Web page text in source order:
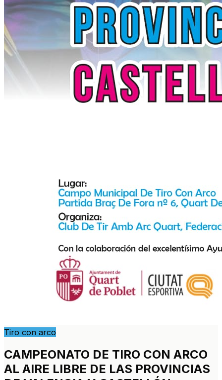
Tiro con arco
CAMPEONATO DE TIRO CON ARCO
AL AIRE LIBRE DE LAS PROVINCIAS